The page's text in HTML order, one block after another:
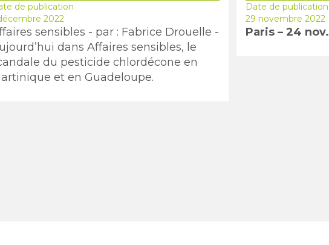
de publication
2022
sensibles - par : Fabrice Drouelle -
dans Affaires sensibles, le
du pesticide chlordécone en
et en Guadeloupe.
Date de publication
29 novembre 2022
Paris – 24 nov.